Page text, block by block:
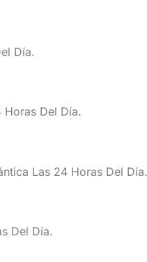
Día.
Horas Del Día.
Las 24 Horas Del Día.
Del Día.